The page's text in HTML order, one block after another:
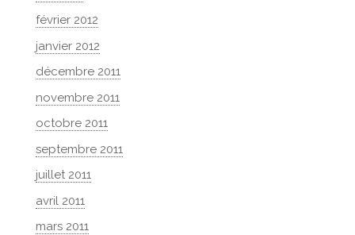
février 2012
janvier 2012
décembre 2011
novembre 2011
octobre 2011
septembre 2011
juillet 2011
avril 2011
mars 2011